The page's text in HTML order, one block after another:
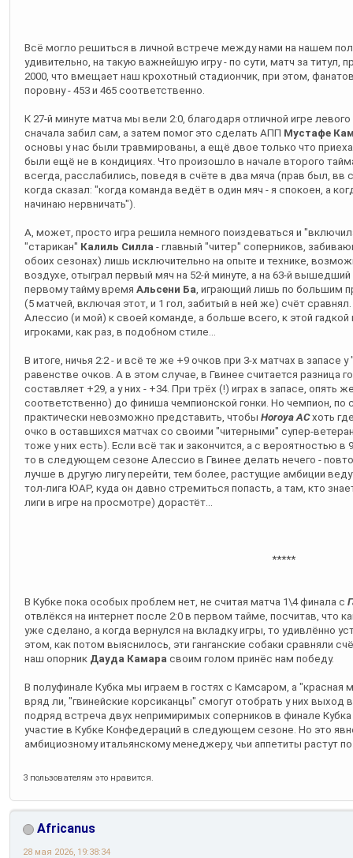
Всё могло решиться в личной встрече между нами на нашем
удивительно, на такую важнейшую игру - по сути, матч за титул,
2000, что вмещает наш крохотный стадиончик, при этом,
поровну - 453 и 465 соответственно.
К 27-й минуте матча мы вели 2:0, благодаря отличной игре
сначала забил сам, а затем помог это сделать АПП Мустафе
основы у нас были травмированы, а ещё двое только что
были ещё не в кондициях. Что произошло в начале второго
всегда, расслабились, поведя в счёте в два мяча (прав был,
когда сказал: "когда команда ведёт в один мяч - я спокоен, а
начинаю нервничать").
А, может, просто игра решила немного поиздеваться и
"старикан" Калиль Силла - главный "читер" соперников,
обоих сезонах) лишь исключительно на опыте и технике,
воздухе, отыграл первый мяч на 52-й минуте, а на 63-й
первому тайму время Альсени Ба , играющий лишь по большим
(5 матчей, включая этот, и 1 гол, забитый в ней же) счёт
Алессио (и мой) к своей команде, а больше всего, к этой
игроками, как раз, в подобном стиле...
В итоге, ничья 2:2 - и всё те же +9 очков при 3-х матчах в запасе
равенстве очков. А в этом случае, в Гвинее считается разница
составляет +29, а у них - +34. При трёх (!) играх в запасе, опять
соответственно) до финиша чемпионской гонки. Но чемпион, по
практически невозможно представить, чтобы Horoya ACхоть
очко в оставшихся матчах со своими "читерными" супер-
тоже у них есть). Если всё так и закончится, а с вероятностью в
то в следующем сезоне Алессио в Гвинее делать нечего -
лучше в другую лигу перейти, тем более, растущие амбиции
тол-лига ЮАР, куда он давно стремиться попасть, а там, кто
лиги в игре на просмотре) дорастёт...
*****
В Кубке пока особых проблем нет, не считая матча 1\4 финала с
отвлёкся на интернет после 2:0 в первом тайме, посчитав, что
уже сделано, а когда вернулся на вкладку игры, то удивлённо
этом, как потом выяснилось, эти ганганские собаки сравняли
наш опорник Дауда Камара своим голом принёс нам победу.
В полуфинале Кубка мы играем в гостях с Камсаром, а "красная
вряд ли, "гвинейские корсиканцы" смогут отобрать у них выход
подряд встреча двух непримиримых соперников в финале Кубка
участие в Кубке Конфедераций в следующем сезоне. Но это
амбициозному итальянскому менеджеру, чьи аппетиты растут
3 пользователям это нравится.
Africanus
28 мая 2026, 19:38:34